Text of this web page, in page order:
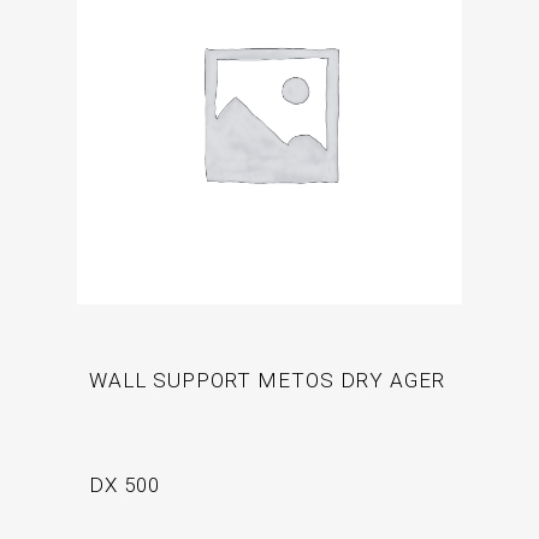
WALL SUPPORT METOS DRY AGER
DX 500